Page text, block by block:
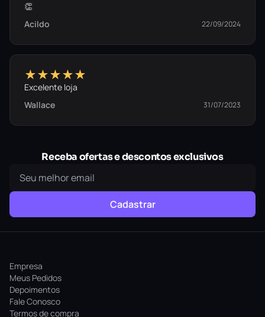
👏
Acildo
22/09/2024
★★★★★
Excelente loja
Wallace
31/07/2023
Receba ofertas e descontos exclusivos
Cadastrar
Empresa
Meus Pedidos
Depoimentos
Fale Conosco
Termos de compra